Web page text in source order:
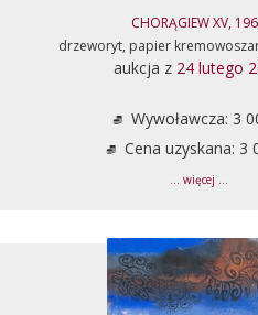
CHORĄGIEW XV,
drzeworyt, papier
aukcja z 24 lutego
Wywoławcza: 3
Cena uzyskana: 3
... więcej ...